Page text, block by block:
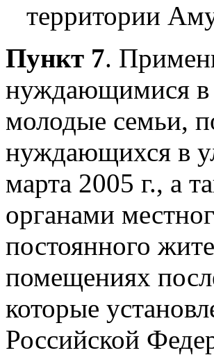
территории
Пункт 7.
нуждающимися
молодые семьи,
нуждающихся в
марта 2005 г., а
органами
постоянного
помещениях
которые
Российской